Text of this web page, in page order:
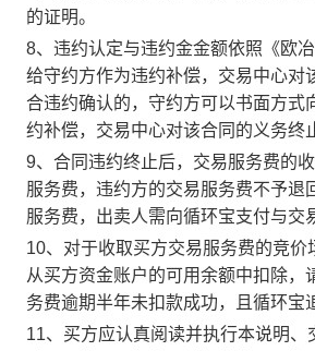
的证明。
8、违约认定与违约金金额依照《欧
给守约方作为违约补偿，交易中心对
合违约确认的，守约方可以书面方式
约补偿，交易中心对该合同的义务终
9、合同违约终止后，交易服务费的
服务费，违约方的交易服务费不予
服务费，出卖人需向循环宝支付与
10、对于收取买方交易服务费的竞
从买方资金账户的可用余额中扣除
务费逾期半年未扣款成功，且循环
11、买方应认真阅读并执行本说明